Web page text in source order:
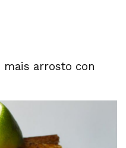
arrosto con